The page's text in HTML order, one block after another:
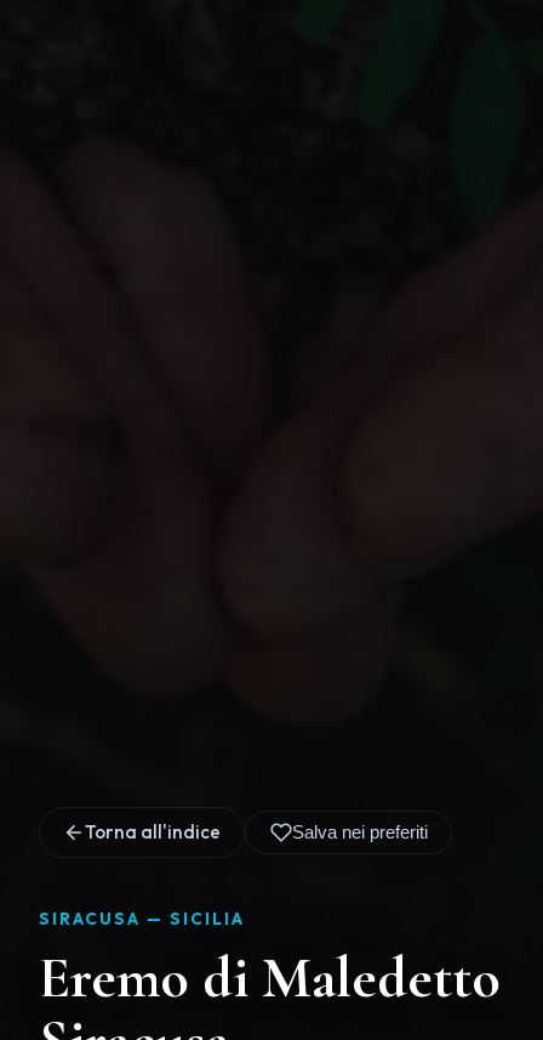
Torna all'indice Salva nei preferiti
SIRACUSA — SICILIA
Eremo di Maledetto